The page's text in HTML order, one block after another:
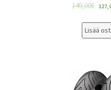
149,00€
Lisää